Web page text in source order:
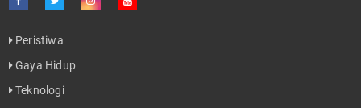
Peristiwa
Gaya Hidup
Teknologi